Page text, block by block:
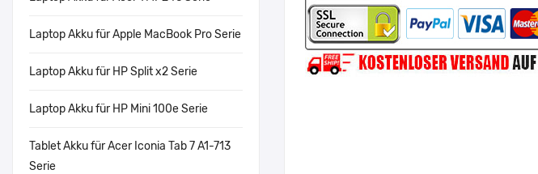
Laptop Akku für Apple MacBook Pro Serie
Laptop Akku für HP Split x2 Serie
Laptop Akku für HP Mini 100e Serie
Tablet Akku für Acer Iconia Tab 7 A1-713
Serie